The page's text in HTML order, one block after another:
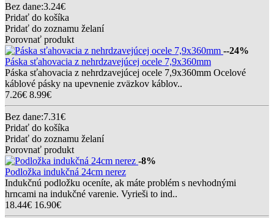
Bez dane:3.24€
Pridať do košíka
Pridať do zoznamu želaní
Porovnať produkt
--24%
Páska sťahovacia z nehrdzavejúcej ocele 7,9x360mm
Páska sťahovacia z nehrdzavejúcej ocele 7,9x360mm Ocelové
káblové pásky na upevnenie zväzkov káblov..
7.26€ 8.99€
Bez dane:7.31€
Pridať do košíka
Pridať do zoznamu želaní
Porovnať produkt
-8%
Podložka indukčná 24cm nerez
Indukčnú podložku oceníte, ak máte problém s nevhodnými
hrncami na indukčné varenie. Vyrieši to ind..
18.44€ 16.90€